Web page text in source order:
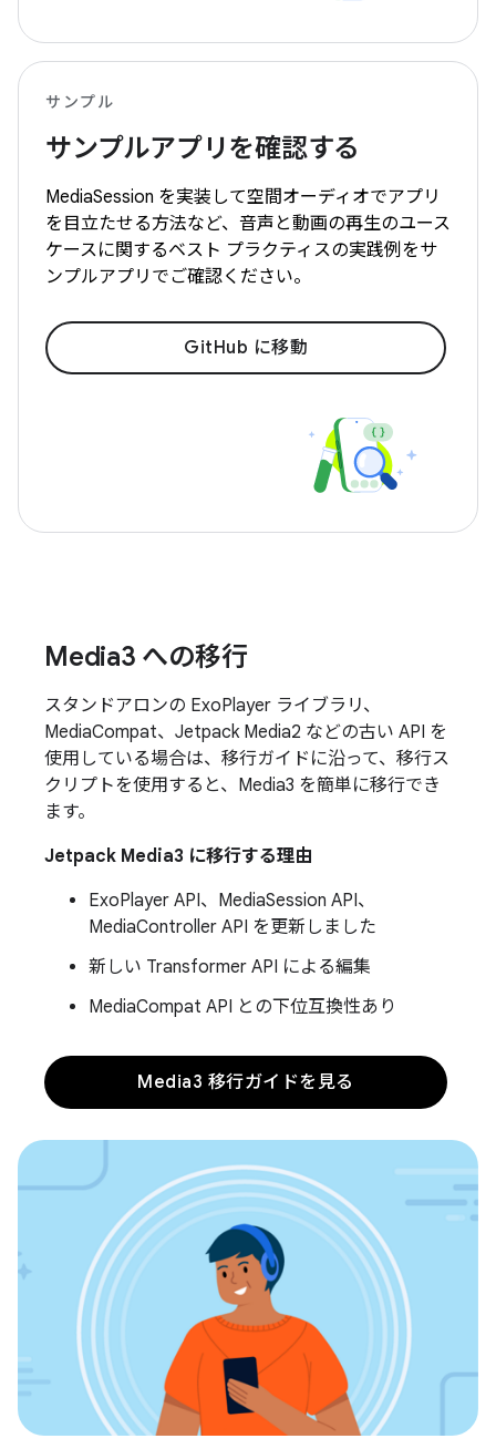
サンプル
サンプルアプリを確認する
MediaSession を実装して空間オーディオでアプリ
を目立たせる方法など、音声と動画の再生のユース
ケースに関するベスト プラクティスの実践例をサ
ンプルアプリでご確認ください。
GitHub に移動
Media3 への移行
スタンドアロンの ExoPlayer ライブラリ、
MediaCompat、Jetpack Media2 などの古い API を
使用している場合は、移行ガイドに沿って、移行ス
クリプトを使用すると、Media3 を簡単に移行でき
ます。
Jetpack Media3 に移行する理由
ExoPlayer API、MediaSession API、
MediaController API を更新しました
新しい Transformer API による編集
MediaCompat API との下位互換性あり
Media3 移行ガイドを見る